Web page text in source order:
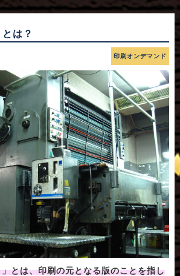
は？
印刷オンデマンド
とは、印刷の元となる版のことを指し